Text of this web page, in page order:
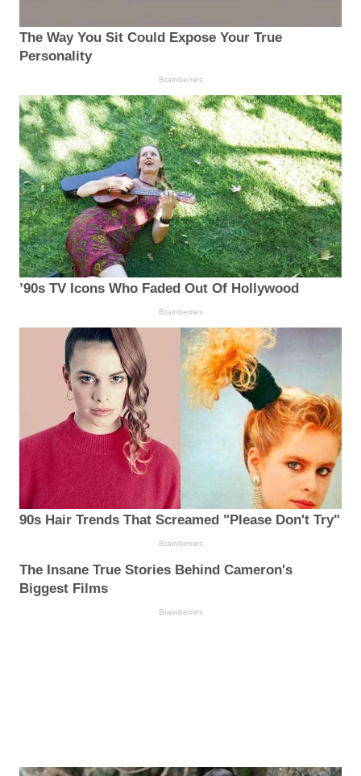
The Way You Sit Could Expose Your True
Personality
Brainberries
’90s TV Icons Who Faded Out Of Hollywood
Brainberries
90s Hair Trends That Screamed "Please Don't Try"
Brainberries
The Insane True Stories Behind Cameron's
Biggest Films
Brainberries